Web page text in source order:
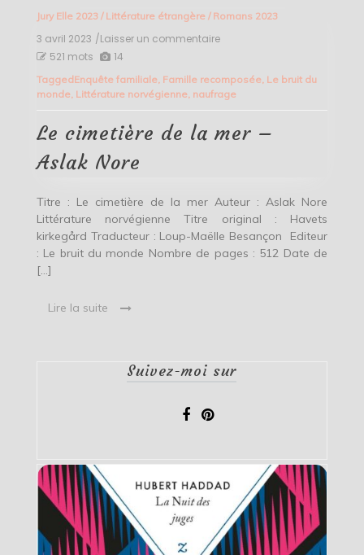
Jury Elle 2023/ Littérature étrangère/ Romans 2023
3 avril 2023 /Laisser un commentaireon
de
la
–
Aslak
521 mots 14
TaggedEnquête familiale, Famille recomposée, Le bruit du
monde, Littérature norvégienne, naufrage
Le cimetière de la mer –
Aslak Nore
Titre : Le cimetière de la mer Auteur : Aslak Nore
Littérature norvégienne Titre original : Havets
kirkegård Traducteur : Loup-Maëlle Besançon Editeur
: Le bruit du monde Nombre de pages : 512 Date de
[…]
Lire la suite
Suivez-moi sur